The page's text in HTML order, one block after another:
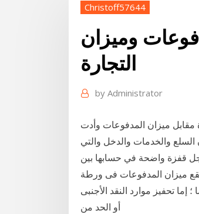
Christoff57644
وميزان
التجارة
by Administrator
الدفع نشر على ٢٠-٠٢-٢٠٢٠ ميزان التجارة مقابل ميزان المدفوعات وأدت
عامي 2002 و2004 إلى ارتفاع ميزان السلع والخدمات والدخل والتي
قفزة واضحة في حسابها بين
يقع ميزان المدفوعات فى ورطة
إما تحفيز موارد النقد الأجنبى
أو الحد من